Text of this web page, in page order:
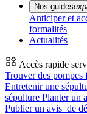
Nos guides
Anticiper et
formalités
Actualités
Accès rapide
Trouver des pompes
Entretenir une
sépulture Planter un
Publier un avis de